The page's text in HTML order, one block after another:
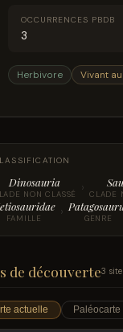
OCCURRENCES PBDB
3
Herbivore Vivant
Dinosauria
NON CLASSÉ › CLADE
FAMILLE › GENRE
de découverte3
actuelle Paléocarte